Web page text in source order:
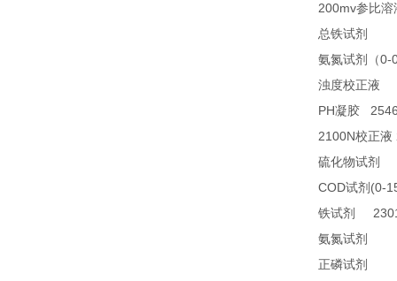
200mv参比溶
总铁试剂
氨氮试剂（0-
浊度校正液
PH凝胶
2100N校正液
硫化物试剂
COD试剂 (0-
铁试剂
氨氮试剂
正磷试剂